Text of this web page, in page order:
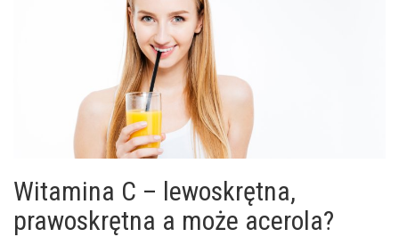
Witamina C – lewoskrętna,
prawoskrętna a może acerola?